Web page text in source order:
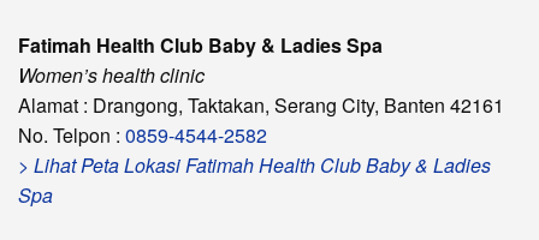
Fatimah Health Club Baby & Ladies Spa
Women’s health clinic
Alamat : Drangong, Taktakan, Serang City, Banten 42161
No. Telpon : 0859-4544-2582
> Lihat Peta Lokasi Fatimah Health Club Baby & Ladies
Spa